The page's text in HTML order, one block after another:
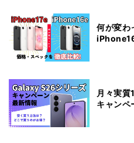
何が変わ
月々実
キャンペ